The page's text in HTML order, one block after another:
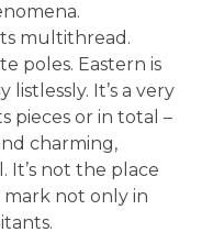
multithread.
poles. Eastern is
It’s a very
pieces or in total –
charming,
not the place
mark not only in